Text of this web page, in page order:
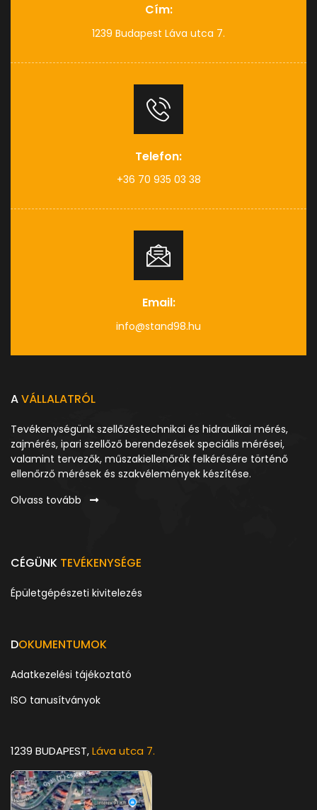
Cím:
1239 Budapest Láva utca 7.
Telefon:
+36 70 935 03 38
Email:
info@stand98.hu
AVÁLLALATRÓL
Tevékenységünk szellőzéstechnikai és hidraulikai mérés,
zajmérés, ipari szellőző berendezések speciális mérései,
valamint tervezők, műszakiellenőrök felkérésére történő
ellenőrző mérések és szakvélemények készítése.
Olvass tovább
CÉGÜNK TEVÉKENYSÉGE
Épületgépészeti kivitelezés
DOKUMENTUMOK
Adatkezelési tájékoztató
ISO tanusítványok
1239 BUDAPEST,Láva utca 7.